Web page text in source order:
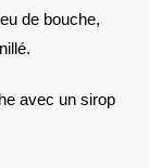
de bouche,
avec un sirop